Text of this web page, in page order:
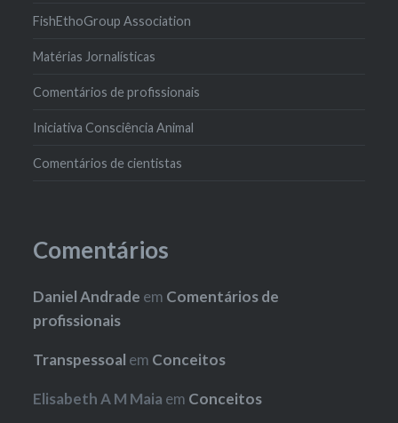
FishEthoGroup Association
Matérias Jornalísticas
Comentários de profissionais
Iniciativa Consciência Animal
Comentários de cientistas
Comentários
Daniel Andrade em Comentários de
profissionais
Transpessoal em Conceitos
Elisabeth A M Maia em Conceitos